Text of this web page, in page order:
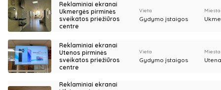
Reklaminiai ekranai
Ukmergės pirminės
sveikatos priežiūros
centre
Vieta
Gydymo įstaigos
Reklaminiai ekranai
Utenos pirminės
sveikatos priežiūros
centre
Vieta
Gydymo įstaigos
Reklaminiai ekranai